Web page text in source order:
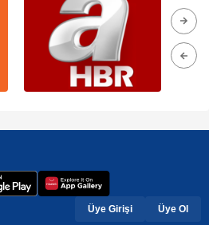
Üye Girişi Üye Ol